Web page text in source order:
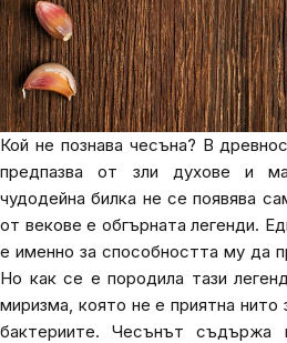
Кой не познава чесъна? В
предпазва от зли духове и
чудодейна билка не се появява
от векове е обгърната легенди.
е именно за способността му да
Но как се е породила тази
миризма, която не е приятна нито
бактериите. Чесънът съдържа